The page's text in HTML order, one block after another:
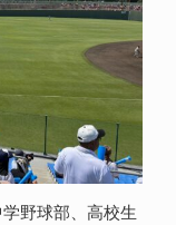
野球部、高校生